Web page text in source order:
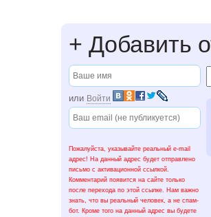
+ Добавить
или Войти
Пожалуйста, указывайте реальный e-mail
адрес! На данный адрес будет отправлено
письмо с активационной ссылкой.
Комментарий появится на сайте только
после перехода по этой ссылке. Нам важно
знать, что вы реальный человек, а не спам-
бот. Кроме того на данный адрес вы будете